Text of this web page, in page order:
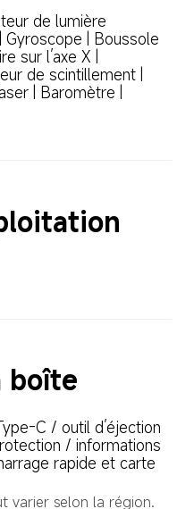
de lumière
| Boussole
sur l’axe X |
de scintillement |
| Baromètre |
boîte
C / outil d’éjection
/ informations
rapide et carte
varier selon la région.